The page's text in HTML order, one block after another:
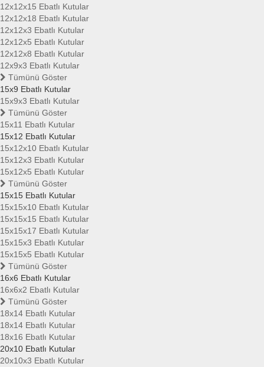
12x12x15 Ebatlı Kutular
12x12x18 Ebatlı Kutular
12x12x3 Ebatlı Kutular
12x12x5 Ebatlı Kutular
12x12x8 Ebatlı Kutular
12x9x3 Ebatlı Kutular
Tümünü Göster
15x9 Ebatlı Kutular
15x9x3 Ebatlı Kutular
Tümünü Göster
15x11 Ebatlı Kutular
15x12 Ebatlı Kutular
15x12x10 Ebatlı Kutular
15x12x3 Ebatlı Kutular
15x12x5 Ebatlı Kutular
Tümünü Göster
15x15 Ebatlı Kutular
15x15x10 Ebatlı Kutular
15x15x15 Ebatlı Kutular
15x15x17 Ebatlı Kutular
15x15x3 Ebatlı Kutular
15x15x5 Ebatlı Kutular
Tümünü Göster
16x6 Ebatlı Kutular
16x6x2 Ebatlı Kutular
Tümünü Göster
18x14 Ebatlı Kutular
18x14 Ebatlı Kutular
18x16 Ebatlı Kutular
20x10 Ebatlı Kutular
20x10x3 Ebatlı Kutular